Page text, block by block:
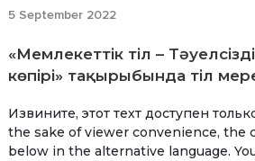
5 September 2022
«Мемлекеттік тіл –
көпірі» тақырыбында тіл
Извините, этот техт доступен
the sake of viewer convenience, the
below in the alternative language.